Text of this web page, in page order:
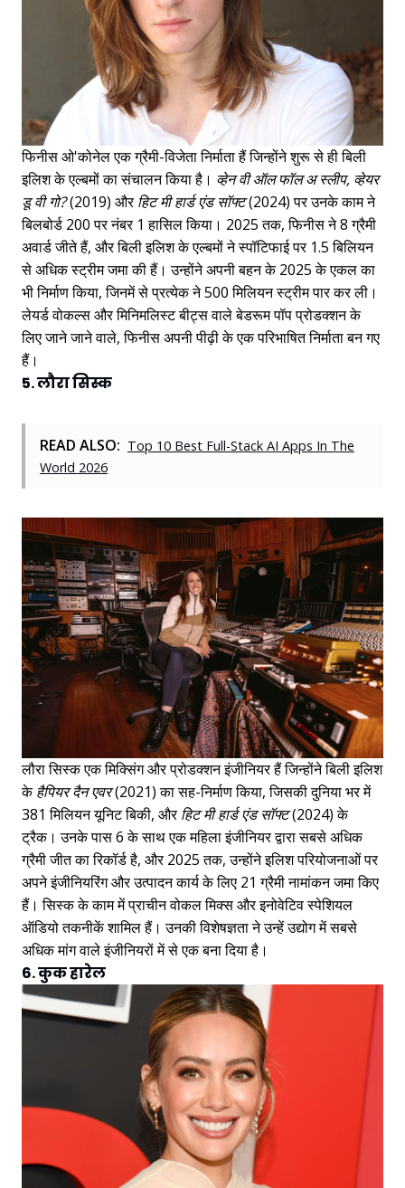
फिनीस ओ'कोनेल एक ग्रैमी-विजेता निर्माता हैं जिन्होंने शुरू से ही बिली
इलिश के एल्बमों का संचालन किया है। व्हेन वी ऑल फॉल अ स्लीप, व्हेयर
डू वी गो?(2019) औरहिट मी हार्ड एंड सॉफ्ट(2024) पर उनके काम ने
बिलबोर्ड 200 पर नंबर 1 हासिल किया। 2025 तक, फिनीस ने 8 ग्रैमी
अवार्ड जीते हैं, और बिली इलिश के एल्बमों ने स्पॉटिफाई पर 1.5 बिलियन
से अधिक स्ट्रीम जमा की हैं। उन्होंने अपनी बहन के 2025 के एकल का
भी निर्माण किया, जिनमें से प्रत्येक ने 500 मिलियन स्ट्रीम पार कर ली।
लेयर्ड वोकल्स और मिनिमलिस्ट बीट्स वाले बेडरूम पॉप प्रोडक्शन के
लिए जाने जाने वाले, फिनीस अपनी पीढ़ी के एक परिभाषित निर्माता बन गए
हैं।
5. लौरा सिस्क
READ ALSO: Top 10 Best Full-Stack AI Apps In The
World 2026
लौरा सिस्क एक मिक्सिंग और प्रोडक्शन इंजीनियर हैं जिन्होंने बिली इलिश
केहैपियर दैन एवर(2021) का सह-निर्माण किया, जिसकी दुनिया भर में
381 मिलियन यूनिट बिकी, औरहिट मी हार्ड एंड सॉफ्ट(2024) के
ट्रैक। उनके पास 6 के साथ एक महिला इंजीनियर द्वारा सबसे अधिक
ग्रैमी जीत का रिकॉर्ड है, और 2025 तक, उन्होंने इलिश परियोजनाओं पर
अपने इंजीनियरिंग और उत्पादन कार्य के लिए 21 ग्रैमी नामांकन जमा किए
हैं। सिस्क के काम में प्राचीन वोकल मिक्स और इनोवेटिव स्पेशियल
ऑडियो तकनीकें शामिल हैं। उनकी विशेषज्ञता ने उन्हें उद्योग में सबसे
अधिक मांग वाले इंजीनियरों में से एक बना दिया है।
6. कुक हारेल